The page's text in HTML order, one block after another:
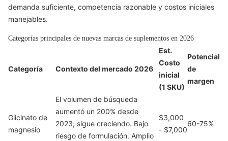
demanda suficiente, competencia razonable y costos iniciales
manejables.
Categorías principales de nuevas marcas de suplementos en 2026
Categoría Contexto del mercado 2026
Est.
Costo
inicial
(1 SKU)
Potencial
de
margen
Glicinato de
magnesio
El volumen de búsqueda
aumentó un 200% desde
2023; sigue creciendo. Bajo
riesgo de formulación. Amplio
$3,000
- $7,000
60-75%